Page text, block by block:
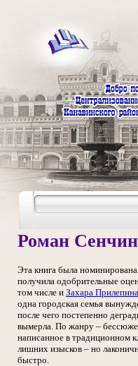
Роман
Эта книга была
получила одобрительные
том числе и Захара Прилепина
одна городская семья
после чего постепенно
вымерла. По жанру –
написанное в традиционном
лишних изысков – но
быстро.